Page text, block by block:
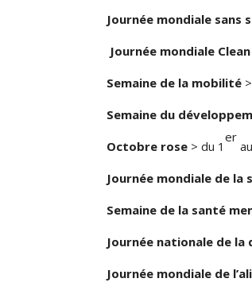
Journée mondiale sans
Journée mondiale
Semaine de la mobilité
Semaine du
Octobre rose > du 1
er
Journée mondiale de la
Semaine de la santé
Journée nationale de la
Journée mondiale de